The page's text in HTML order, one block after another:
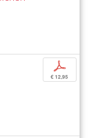
p
€ 12,95